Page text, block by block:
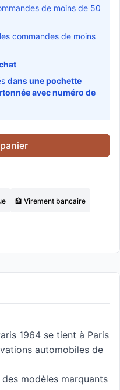
de moins de 50
commandes de moins
dans une pochette
avec numéro de
🏦 Virement bancaire
1964 se tient à Paris
automobiles de
modèles marquants